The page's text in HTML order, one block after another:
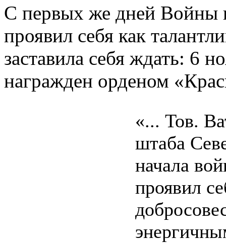
С первых же дней Войны
проявил себя как
заставила себя ждать: 6
награжден орденом
«... Тов.
штаба
начала
проявил